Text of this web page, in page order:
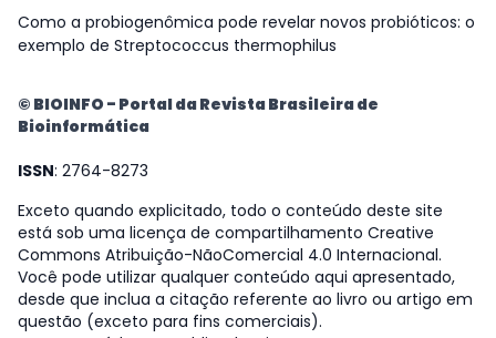
Como a probiogenômica pode revelar novos probióticos: o
exemplo de Streptococcus thermophilus
© BIOINFO - Portal da Revista Brasileira de
Bioinformática
ISSN: 2764-8273
Exceto quando explicitado, todo o conteúdo deste site
está sob uma licença de compartilhamento Creative
Commons Atribuição-NãoComercial 4.0 Internacional.
Você pode utilizar qualquer conteúdo aqui apresentado,
desde que inclua a citação referente ao livro ou artigo em
questão (exceto para fins comerciais).